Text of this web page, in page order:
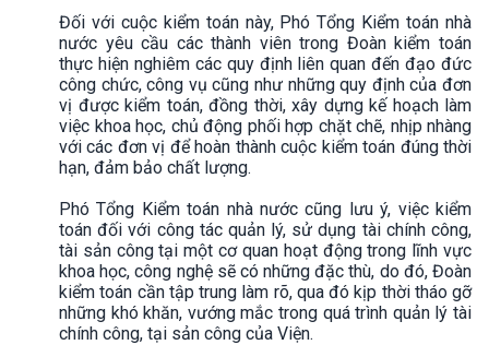
Đối với cuộc kiểm toán này, Phó Tổng Kiểm toán nhà
nước yêu cầu các thành viên trong Đoàn kiểm toán
thực hiện nghiêm các quy định liên quan đến đạo đức
công chức, công vụ cũng như những quy định của đơn
vị được kiểm toán, đồng thời, xây dựng kế hoạch làm
việc khoa học, chủ động phối hợp chặt chẽ, nhịp nhàng
với các đơn vị để hoàn thành cuộc kiểm toán đúng thời
hạn, đảm bảo chất lượng.
Phó Tổng Kiểm toán nhà nước cũng lưu ý, việc kiểm
toán đối với công tác quản lý, sử dụng tài chính công,
tài sản công tại một cơ quan hoạt động trong lĩnh vực
khoa học, công nghệ sẽ có những đặc thù, do đó, Đoàn
kiểm toán cần tập trung làm rõ, qua đó kịp thời tháo gỡ
những khó khăn, vướng mắc trong quá trình quản lý tài
chính công, tại sản công của Viện.